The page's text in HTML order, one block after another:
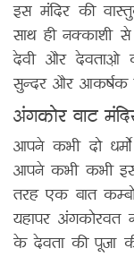
इस मंदिर की
साथ ही नक्काशी
देवी और देवताओ
सुन्दर और आकर्षक
अंगकोर वाट
आपने कभी दो
आपने कभी कभी इस
तरह एक बात
यहापर अंगकोरवत
के देवता की पूजा